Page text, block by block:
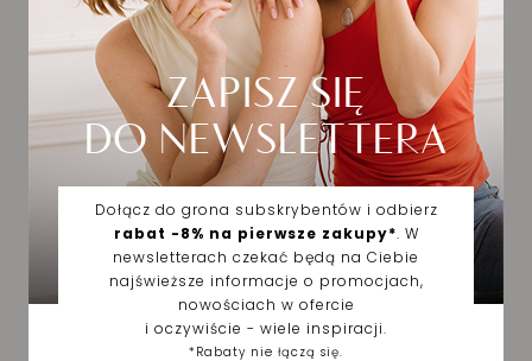
Trwałość biżuterii największe znaczenie ma w
przypadku wyrobów, które nosimy codziennie –
obrączek, pierścionków czy kolczyków. Muszą być
one podatne na zniekształcenia, działanie wody,
obtarcia czy inne delikatne uszkodzenia, które są
nieuniknione podczas noszenia biżuterii na co dzień.
Nasze doświadczenie jednoznacznie pokazuje, że
złoto próby 585 zdecydowanie najlepiej sprawdza się
w takim przypadku.